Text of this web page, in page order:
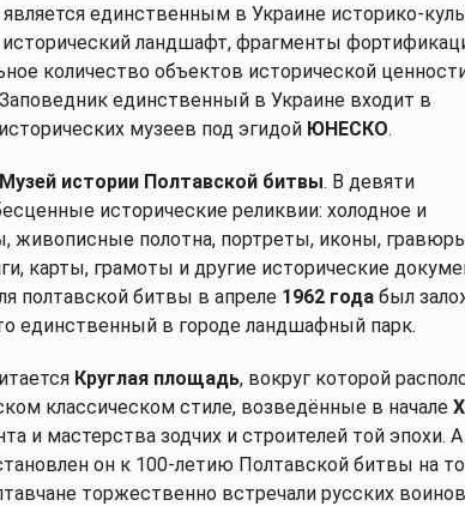
единственным в Украине историко-
ландшафт, фрагменты
количество объектов исторической
единственный в Украине входит в
музеев под эгидой ЮНЕСКО.
Музей истории Полтавской битвы. В девяти
исторические реликвии: холодное и
живописные полотна, портреты, иконы,
карты, грамоты и другие исторические
полтавской битвы в апреле 1962 года был
единственный в городе ландшафный парк.
Круглая площадь, вокруг которой
классическом стиле, возведённые в начале
и мастерства зодчих и строителей той эпохи.
он к 100-летию Полтавской битвы на
торжественно встречали русских